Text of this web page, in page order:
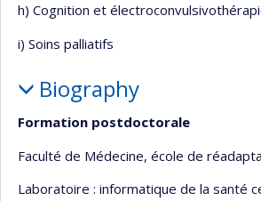
h) Cognition et
i) Soins palliatifs
Biography
Formation postdoctorale
Faculté de Médecine, école de
Laboratoire : informatique de la santé